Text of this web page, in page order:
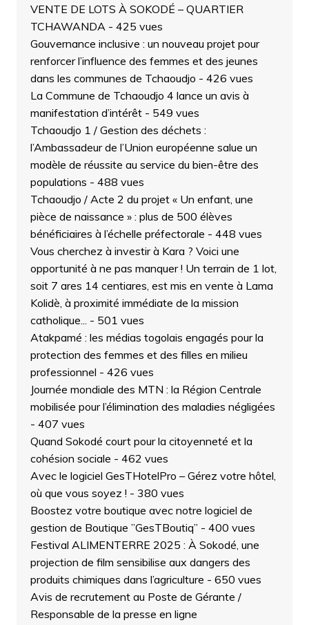
VENTE DE LOTS À SOKODÉ – QUARTIER
TCHAWANDA- 425 vues
Gouvernance inclusive : un nouveau projet pour
renforcer l’influence des femmes et des jeunes
dans les communes de Tchaoudjo - 426 vues
La Commune de Tchaoudjo 4 lance un avis à
manifestation d’intérêt- 549 vues
Tchaoudjo 1 / Gestion des déchets :
l’Ambassadeur de l’Union européenne salue un
modèle de réussite au service du bien-être des
populations - 488 vues
Tchaoudjo / Acte 2 du projet « Un enfant, une
pièce de naissance » : plus de 500 élèves
bénéficiaires à l’échelle préfectorale - 448 vues
Vous cherchez à investir à Kara ? Voici une
opportunité à ne pas manquer ! Un terrain de 1 lot,
soit 7 ares 14 centiares, est mis en vente à Lama
Kolidè, à proximité immédiate de la mission
catholique... - 501 vues
Atakpamé : les médias togolais engagés pour la
protection des femmes et des filles en milieu
professionnel - 426 vues
Journée mondiale des MTN : la Région Centrale
mobilisée pour l’élimination des maladies négligées
- 407 vues
Quand Sokodé court pour la citoyenneté et la
cohésion sociale - 462 vues
Avec le logiciel GesTHotelPro – Gérez votre hôtel,
où que vous soyez ! - 380 vues
Boostez votre boutique avec notre logiciel de
gestion de Boutique ”GesTBoutiq” - 400 vues
Festival ALIMENTERRE 2025 : À Sokodé, une
projection de film sensibilise aux dangers des
produits chimiques dans l’agriculture - 650 vues
Avis de recrutement au Poste de Gérante /
Responsable de la presse en ligne